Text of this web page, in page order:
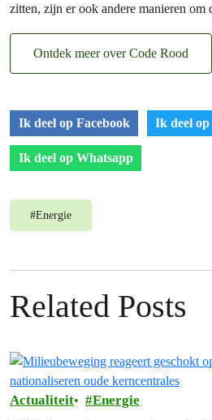
zitten, zijn er ook andere manieren om
Ontdek meer over Code Rood
Ik deel op Facebook Ik deel
Ik deel op Whatsapp
#Energie
Related Posts
Actualiteit Energie